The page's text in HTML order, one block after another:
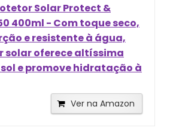
Solar Protect &
400ml - Com toque seco,
e resistente à água,
solar oferece altíssima
e promove hidratação à
Ver na Amazon